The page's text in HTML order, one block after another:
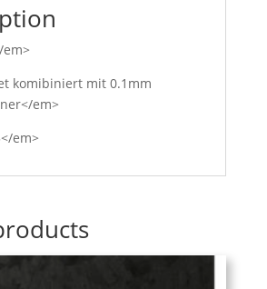
em>
komibiniert mit 0.1mm
em>
em>